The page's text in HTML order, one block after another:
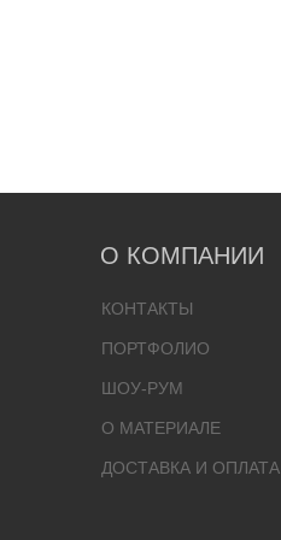
О КОМПАНИИ
КОНТАКТЫ
ПОРТФОЛИО
ШОУ-РУМ
О МАТЕРИАЛЕ
ДОСТАВКА И ОПЛАТА